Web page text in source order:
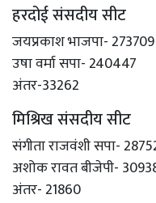
हरदोई संसदीय सीट
जयप्रकाश भाजपा- 273709
उषा वर्मा सपा- 240447
अंतर-33262
मिश्रिख संसदीय सीट
संगीता राजवंशी सपा-
अशोक रावत बीजेपी-
अंतर- 21860